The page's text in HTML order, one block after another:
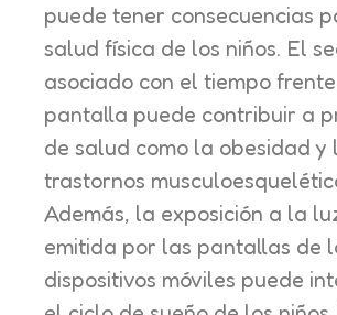
puede tener consecuencias
salud física de los niños. El
asociado con el tiempo
pantalla puede contribuir a
de salud como la obesidad y
trastornos
Además, la exposición a la
emitida por las pantallas de
dispositivos móviles puede